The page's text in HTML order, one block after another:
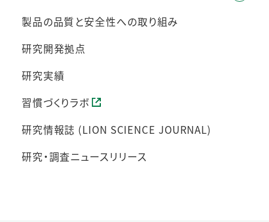
製品の品質と安全性への取り組み
研究開発拠点
研究実績
習慣づくりラボ
研究情報誌 (LION SCIENCE JOURNAL)
研究・調査ニュースリリース